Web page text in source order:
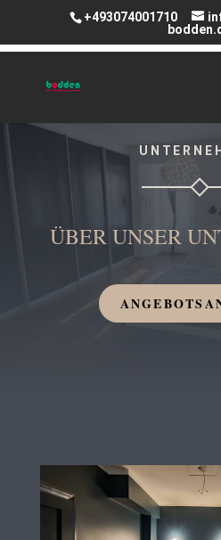
+493074001710
ÜBER UNSER